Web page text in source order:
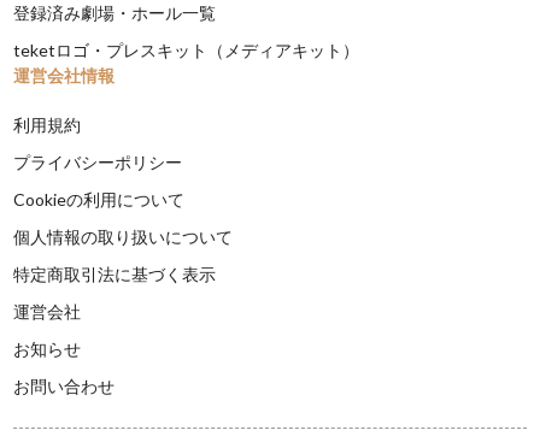
登録済み劇場・ホール一覧
teketロゴ・プレスキット（メディアキット）
運営会社情報
利用規約
プライバシーポリシー
Cookieの利用について
個人情報の取り扱いについて
特定商取引法に基づく表示
運営会社
お知らせ
お問い合わせ